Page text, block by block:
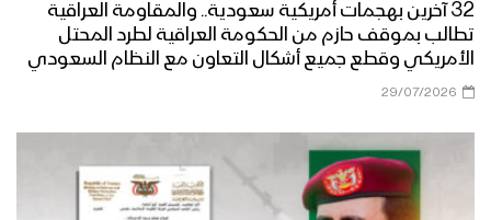
نشيد درب الحُسين – فرقة أنصار الله & فرقة
إزار 1445هـ
زامل حسينٌ روحُ انتمائي | عيسى الليث –
1444هـ
32 آخرين بهجمات أمريكية سعودية.. والمقاومة العراقية
تطالب بموقف حازم من الحكومة العراقية لطرد المحتل
الأمريكي وقطع جميع أشكال التعاون مع النظام السعودي
29/07/2026